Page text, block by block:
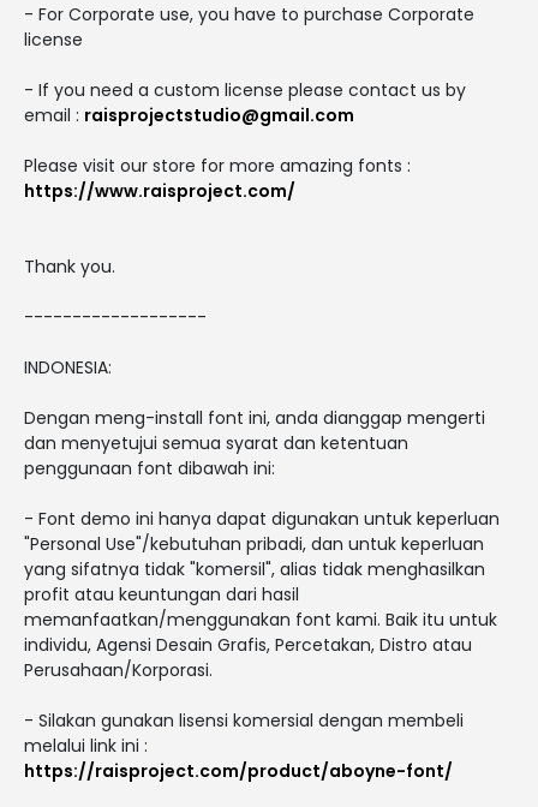
- For Corporate use, you have to purchase Corporate
license
- If you need a custom license please contact us by
email : raisprojectstudio@gmail.com
Please visit our store for more amazing fonts :
https://www.raisproject.com/
Thank you.
-------------------
INDONESIA:
Dengan meng-install font ini, anda dianggap mengerti
dan menyetujui semua syarat dan ketentuan
penggunaan font dibawah ini:
- Font demo ini hanya dapat digunakan untuk keperluan
"Personal Use"/kebutuhan pribadi, dan untuk keperluan
yang sifatnya tidak "komersil", alias tidak menghasilkan
profit atau keuntungan dari hasil
memanfaatkan/menggunakan font kami. Baik itu untuk
individu, Agensi Desain Grafis, Percetakan, Distro atau
Perusahaan/Korporasi.
- Silakan gunakan lisensi komersial dengan membeli
melalui link ini :
https://raisproject.com/product/aboyne-font/